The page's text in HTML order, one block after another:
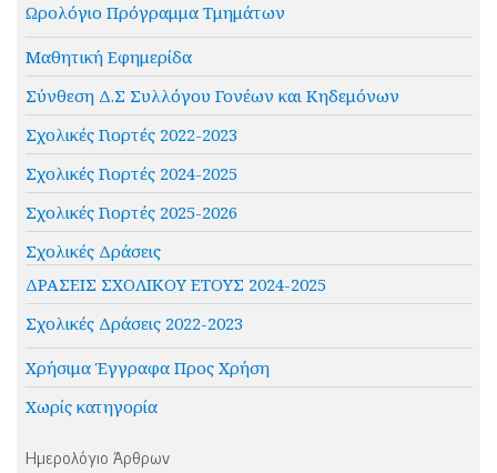
Ωρολόγιο Πρόγραμμα Τμημάτων
Μαθητική Εφημερίδα
Σύνθεση Δ.Σ Συλλόγου Γονέων και Κηδεμόνων
Σχολικές Γιορτές 2022-2023
Σχολικές Γιορτές 2024-2025
Σχολικές Γιορτές 2025-2026
Σχολικές Δράσεις
ΔΡΑΣΕΙΣ ΣΧΟΛΙΚΟΥ ΕΤΟΥΣ 2024-2025
Σχολικές Δράσεις 2022-2023
Χρήσιμα Έγγραφα Προς Χρήση
Χωρίς κατηγορία
Ημερολόγιο Άρθρων